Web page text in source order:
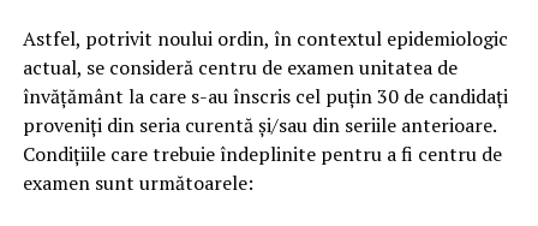
Astfel, potrivit noului ordin, în contextul epidemiologic
actual, se consideră centru de examen unitatea de
învățământ la care s-au înscris cel puțin 30 de candidați
proveniți din seria curentă și/sau din seriile anterioare.
Condițiile care trebuie îndeplinite pentru a fi centru de
examen sunt următoarele: